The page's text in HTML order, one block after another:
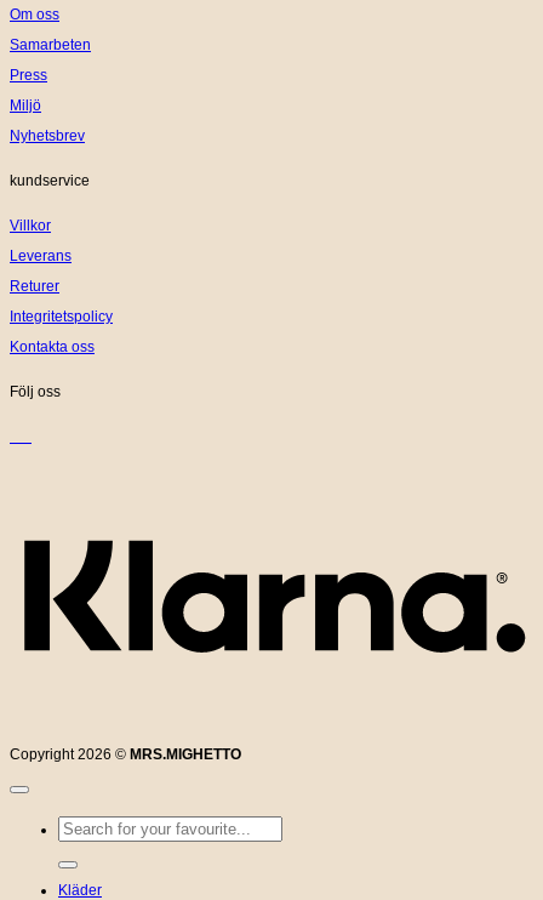
Om oss
Samarbeten
Press
Miljö
Nyhetsbrev
kundservice
Villkor
Leverans
Returer
Integritetspolicy
Kontakta oss
Följ oss
Copyright 2026 © MRS.MIGHETTO
Sök
efter:
Kläder